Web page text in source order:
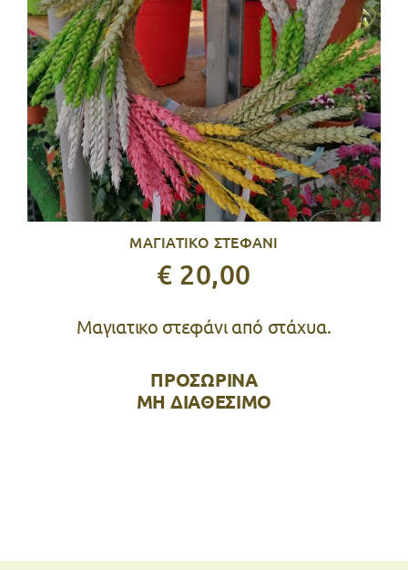
ΜΑΓΙΑΤΙΚΟ ΣΤΕΦΑΝΙ
€ 20,00
Μαγιατικο στεφάνι από στάχυα.
ΠΡΟΣΩΡΙΝΑ
ΜΗ ΔΙΑΘΕΣΙΜΟ